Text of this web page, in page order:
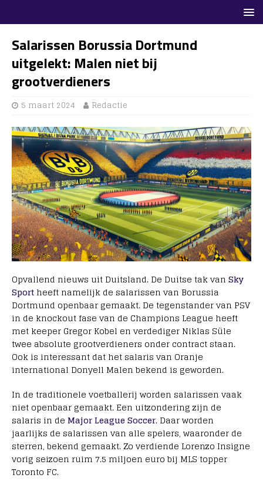
Salarissen Borussia Dortmund
uitgelekt: Malen niet bij
grootverdieners
5 maart 2024 Redactie
Opvallend nieuws uit Duitsland. De Duitse tak van Sky
Sport heeft namelijk de salarissen van Borussia
Dortmund openbaar gemaakt. De tegenstander van PSV
in de knockout fase van de Champions League heeft
met keeper Gregor Kobel en verdediger Niklas Süle
twee absolute grootverdieners onder contract staan.
Ook is interessant dat het salaris van Oranje
international Donyell Malen bekend is geworden.
In de traditionele voetballerij worden salarissen vaak
niet openbaar gemaakt. Een uitzondering zijn de
salaris in de Major League Soccer. Daar worden
jaarlijks de salarissen van alle spelers, waaronder de
sterren, bekend gemaakt. Zo verdiende Lorenzo Insigne
vorig seizoen ruim 7.5 miljoen euro bij MLS topper
Toronto FC.